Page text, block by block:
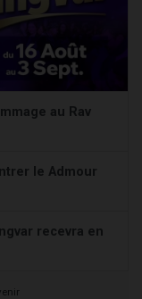
au Rav
le Admour
recevra en